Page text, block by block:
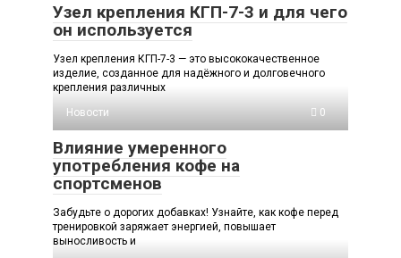
Узел крепления КГП-7-3 и для чего
он используется
Узел крепления КГП-7-3 — это высококачественное
изделие, созданное для надёжного и долговечного
крепления различных
Новости
0
Влияние умеренного
употребления кофе на
спортсменов
Забудьте о дорогих добавках! Узнайте, как кофе перед
тренировкой заряжает энергией, повышает
выносливость и